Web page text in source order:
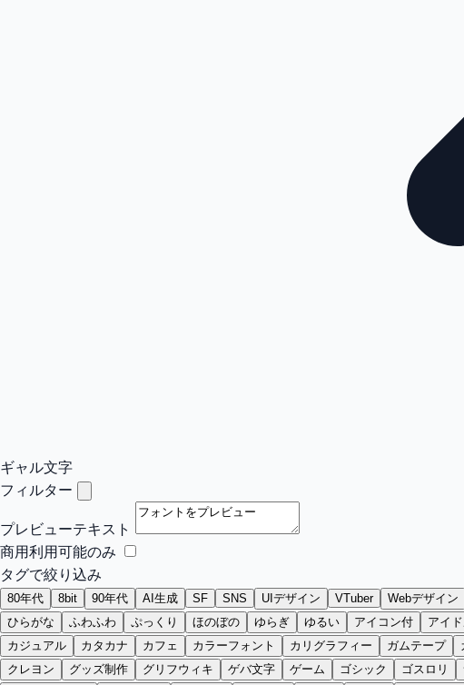
ギャル文字
フィルター
プレビューテキスト
商用利用可能のみ
タグで絞り込み
80年代 8bit 90年代 AI生成 SF SNS UIデザイン VTuber Webデザイン
ひらがな
ふわふわ ぷっくり ほのぼの ゆらぎ ゆるい アイコン付 アイ
カジュアル
カタカナ カフェ カラーフォント カリグラフィー ガムテープ
クレヨン
グッズ制作 グリフウィキ ゲバ文字 ゲーム ゴシック ゴスロリ